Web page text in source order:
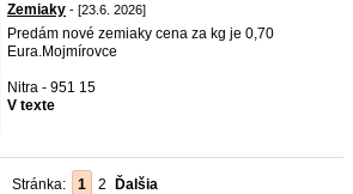
Zemiaky - [23.6. 2026]
Predám nové zemiaky cena za kg je 0,70
Eura.Mojmírovce
Nitra - 951 15
V texte
Stránka: 1 2 Ďalšia